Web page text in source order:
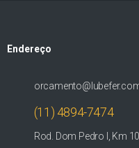
Endereço
(11) 4894-7474
Rod. Dom Pedro I, Km